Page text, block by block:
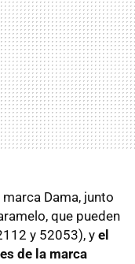
Dama, junto
que pueden
y 52053), y el
de la marca